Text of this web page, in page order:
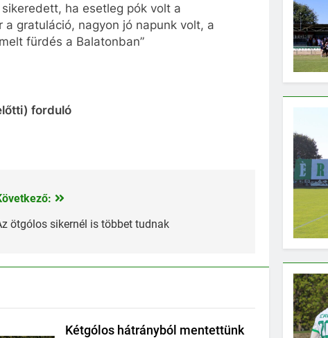
ha esetleg pók volt a
gratuláció, nagyon jó napunk volt, a
fürdés a Balatonban”
forduló
ötgólos sikernél is többet tudnak
Kétgólos hátrányból mentettünk